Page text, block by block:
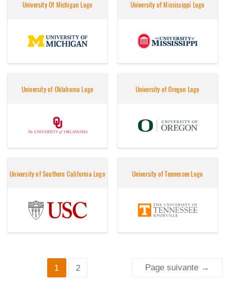
University Of Michigan Logo University of Mississippi Logo
University of Oklahoma Logo University of Oregon Logo
University of Southern California Logo University of Tennessee Logo
1 2 Page suivante →